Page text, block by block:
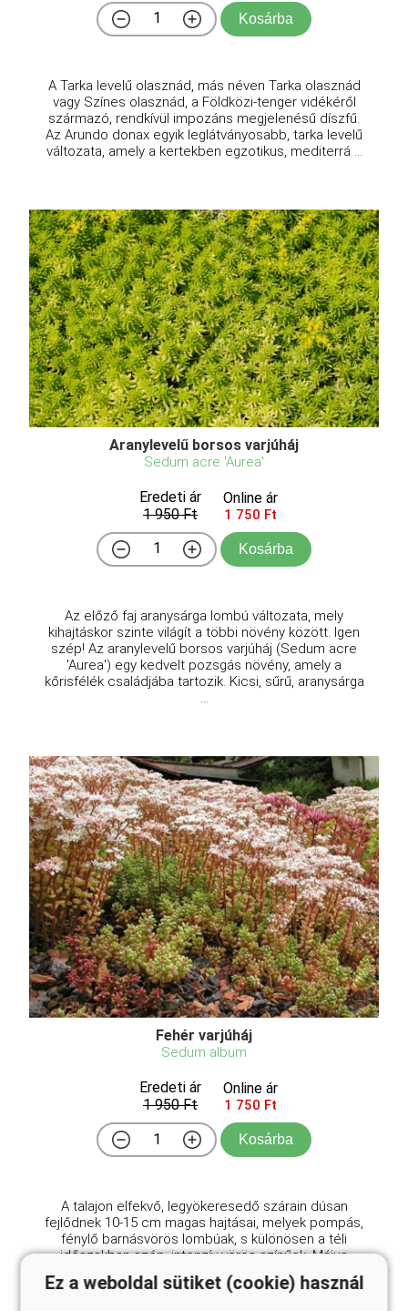
Kosárba
A Tarka levelű olasznád, más néven Tarka olasznád
vagy Színes olasznád, a Földközi-tenger vidékéről
származó, rendkívül impozáns megjelenésű díszfű.
Az Arundo donax egyik leglátványosabb, tarka levelű
változata, amely a kertekben egzotikus, mediterrá ...
Aranylevelű borsos varjúháj
Sedum acre 'Aurea'
Eredeti ár
1 950 Ft
Online ár
1 750 Ft
Kosárba
Az előző faj aranysárga lombú változata, mely
kihajtáskor szinte világít a többi növény között. Igen
szép! Az aranylevelű borsos varjúháj (Sedum acre
'Aurea') egy kedvelt pozsgás növény, amely a
kőrisfélék családjába tartozik. Kicsi, sűrű, aranysárga
...
Fehér varjúháj
Sedum album
Eredeti ár
1 950 Ft
Online ár
1 750 Ft
Kosárba
A talajon elfekvő, legyökeresedő szárain dúsan
fejlődnek 10-15 cm magas hajtásai, melyek pompás,
fénylő barnásvörös lombúak, s különösen a téli
időszakban szép, intenzív vörös színűek. Május
végétől nagy ernyőkben, tömegesen nyílnak
rózsaszín virágai ...
Ez a weboldal sütiket (cookie) használ